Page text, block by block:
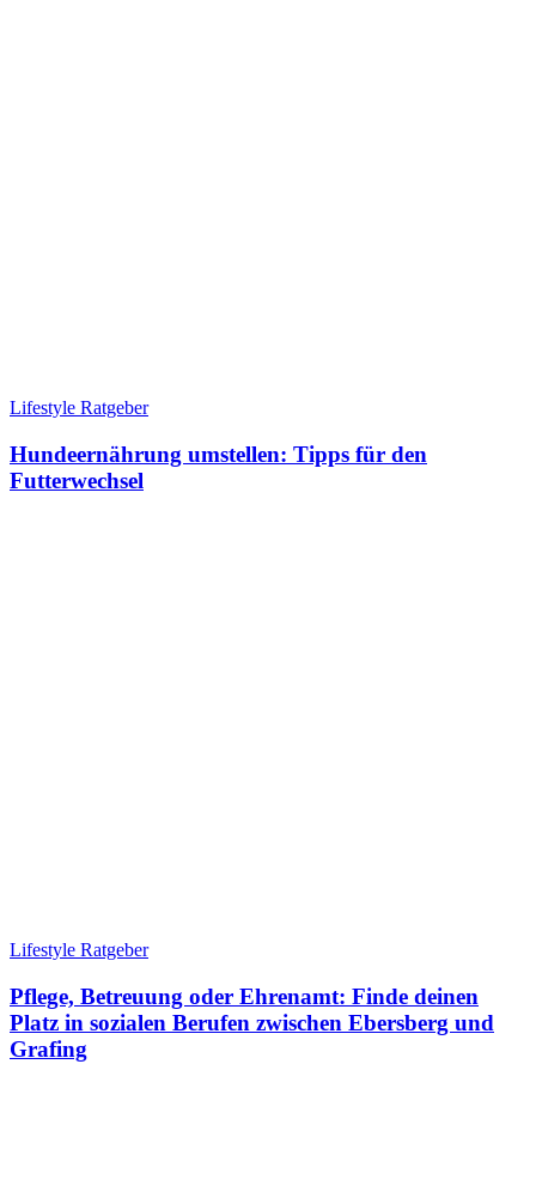
Lifestyle Ratgeber
Hundeernährung umstellen: Tipps für den
Futterwechsel
Lifestyle Ratgeber
Pflege, Betreuung oder Ehrenamt: Finde deinen
Platz in sozialen Berufen zwischen Ebersberg und
Grafing